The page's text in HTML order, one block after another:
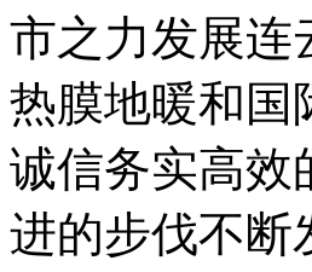
市之力发展连
热膜地暖和国
诚信务实高效
进的步伐不断